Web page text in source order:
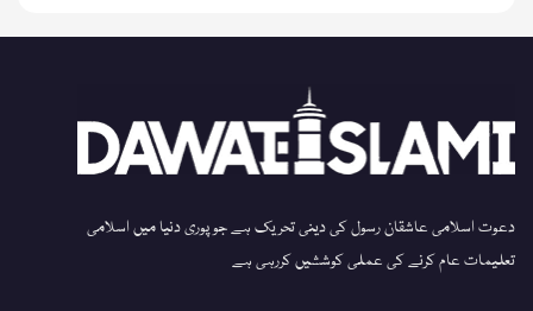
دعوت اسلامی عاشقان رسول کی دینی تحریک ہے جو پوری دنیا میں اسلامی
تعلیمات عام کرنے کی عملی کوششیں کررہی ہے